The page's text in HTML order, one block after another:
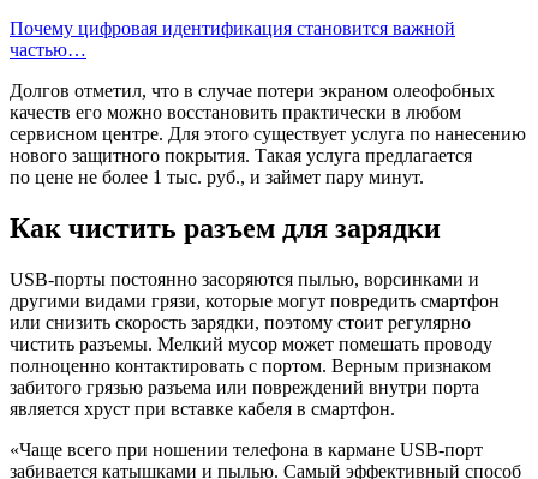
Почему цифровая идентификация становится важной
частью…
Долгов отметил, что в случае потери экраном олеофобных
качеств его можно восстановить практически в любом
сервисном центре. Для этого существует услуга по нанесению
нового защитного покрытия. Такая услуга предлагается
по цене не более 1 тыс. руб., и займет пару минут.
Как чистить разъем для зарядки
USB-порты постоянно засоряются пылью, ворсинками и
другими видами грязи, которые могут повредить смартфон
или снизить скорость зарядки, поэтому стоит регулярно
чистить разъемы. Мелкий мусор может помешать проводу
полноценно контактировать с портом. Верным признаком
забитого грязью разъема или повреждений внутри порта
является хруст при вставке кабеля в смартфон.
«Чаще всего при ношении телефона в кармане USB-порт
забивается катышками и пылью. Самый эффективный способ